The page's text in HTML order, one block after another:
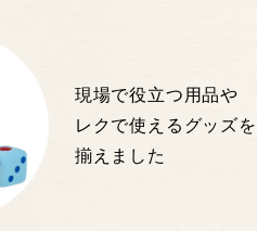
現場で役立つ用品や
レクで使えるグッズを
揃えました